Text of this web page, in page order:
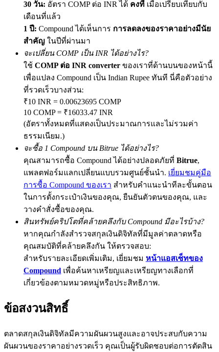
Exclusive for BitMart Users
Register & Trade to Win 500,000 USDT
Precious Metals Trading Carnival
Trade Gold & Silver · 33,333 USDT Bonus
USDT New User Exclusive 10% APR
USDT Flexible Staking | Daily Rewards
BTC New User Exclusive: 6.5% APR
BTC Flexible Staking | Daily Rewards
กิจกรรมเพิ่มเติม
30 วัน: อัตรา COMP ต่อ INR ได้ คงที่ เมื่อเปรียบเทียบกับ
เดือนที่แล้ว
1 ปี: Compound ได้เห็นการ การลดลงของราคาอย่างมีนัย
สำคัญ ในปีที่ผ่านมา
จะเปลี่ยน COMP เป็น INR ได้อย่างไร?
ใช้ COMP ต่อ INR converter ของเราที่ด้านบนของหน้านี้
เพื่อแปลง Compound เป็น Indian Rupee ทันที นี่คือตัวอย่าง
ที่รวดเร็วบางส่วน:
₹10 INR = 0.00623695 COMP
10 COMP = ₹16033.47 INR
(อัตราทั้งหมดที่แสดงเป็นประมาณการและไม่รวมค่า
ธรรมเนียม.)
จะซื้อ 1 Compound บน Bitrue ได้อย่างไร?
คุณสามารถซื้อ Compound ได้อย่างปลอดภัยที่ Bitrue,
แพลตฟอร์มแลกเปลี่ยนแบบรวมศูนย์ชั้นนำ. เยี่ยมชมคู่มือ
การซื้อ Compound ของเรา สำหรับคำแนะนำทีละขั้นตอน
ในการตั้งกระเป๋าเงินของคุณ, ยืนยันตัวตนของคุณ, และ
วางคำสั่งซื้อของคุณ.
สินทรัพย์คริปโตที่คล้ายคลึงกับ Compound มีอะไรบ้าง?
หากคุณกำลังสำรวจสกุลเงินดิจิทัลที่มีมูลค่าตลาดหรือ
คุณสมบัติที่คล้ายคลึงกัน ให้ตรวจสอบ:
สำหรับรายละเอียดเพิ่มเติม, เยี่ยมชม หน้าแอสเซ็ทของ
Compound เพื่อค้นหาเหรียญและเหรียญทางเลือกที่
เกี่ยวข้องตามหมวดหมู่หรือประสิทธิภาพ.
ข้อสงวนสิทธิ์
ตลาดสกุลเงินดิจิทัลมีความผันผวนสูงและอาจประสบกับความ
ผันผวนของราคาอย่างรวดเร็ว คุณเป็นผู้รับผิดชอบต่อการตัดสิน